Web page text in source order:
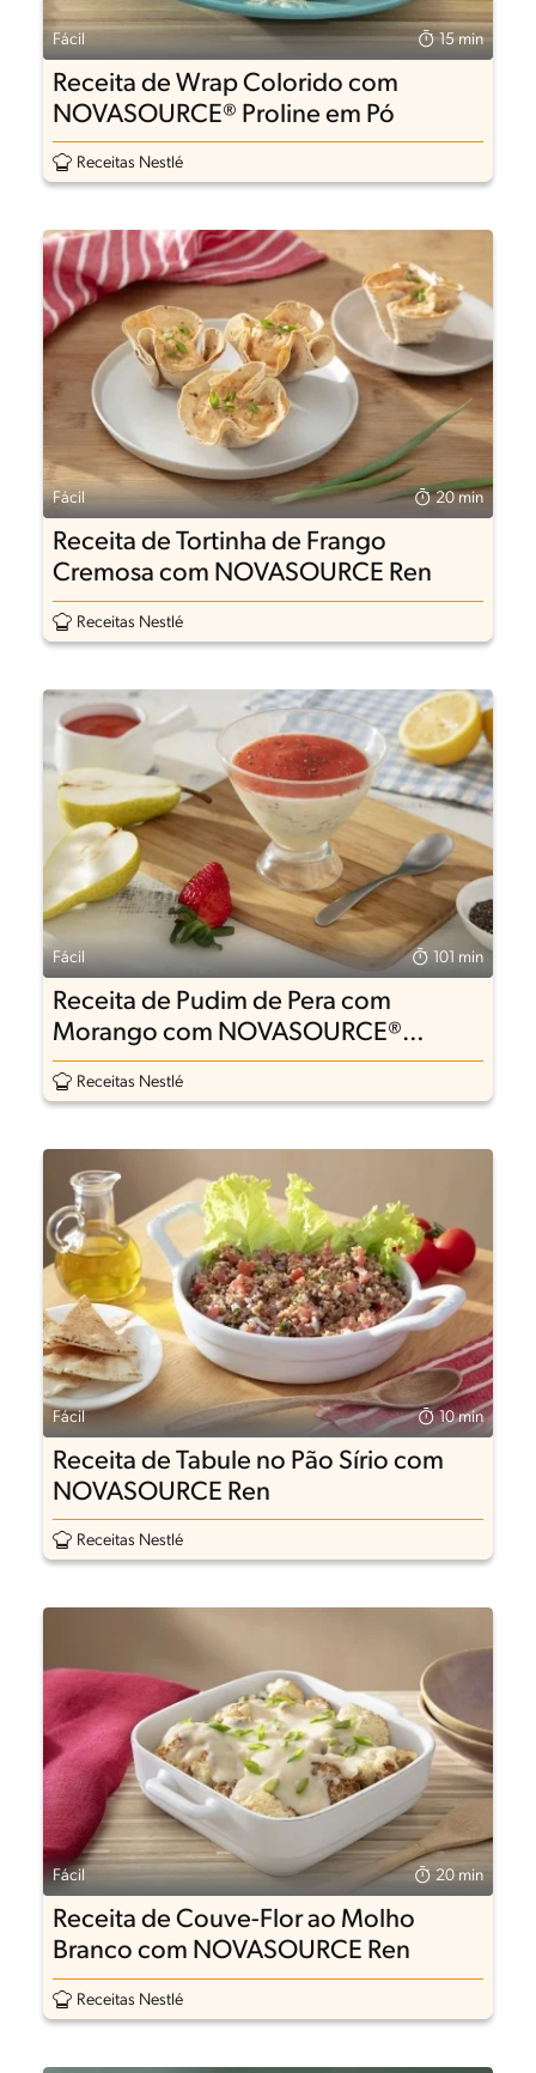
Fácil 15 min
Receita de Wrap Colorido com
NOVASOURCE® Proline em Pó
Receitas Nestlé
Fácil 20 min
Receita de Tortinha de Frango
Cremosa com NOVASOURCE Ren
Receitas Nestlé
Fácil 101 min
Receita de Pudim de Pera com
Morango com NOVASOURCE®
Proline em Pó
Receitas Nestlé
Fácil 10 min
Receita de Tabule no Pão Sírio com
NOVASOURCE Ren
Receitas Nestlé
Fácil 20 min
Receita de Couve-Flor ao Molho
Branco com NOVASOURCE Ren
Receitas Nestlé